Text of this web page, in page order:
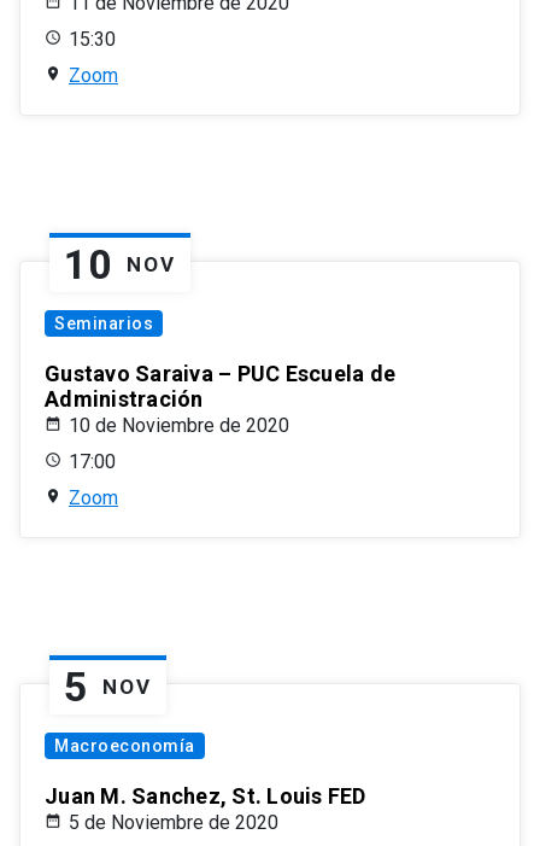
15:30
Zoom
10 NOV
Seminarios
Gustavo Saraiva – PUC Escuela de
Administración
10 de Noviembre de 2020
17:00
Zoom
5 NOV
Macroeconomía
Juan M. Sanchez, St. Louis FED
5 de Noviembre de 2020